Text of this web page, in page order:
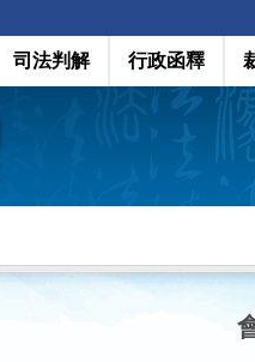
司法判解 行政函釋